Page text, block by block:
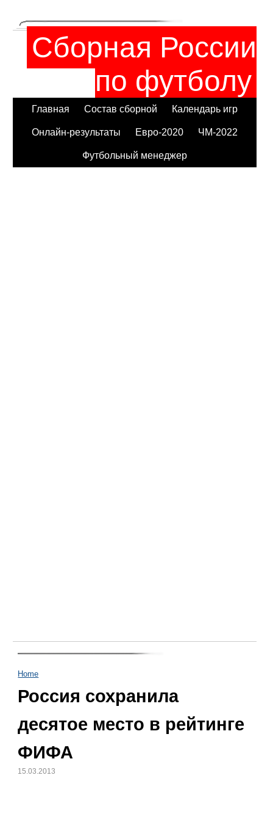
Сборная России
по футболу
Главная Состав сборной Календарь игр
Онлайн-результаты Евро-2020 ЧМ-2022
Футбольный менеджер
Home
Россия сохранила
десятое место в рейтинге
ФИФА
15.03.2013